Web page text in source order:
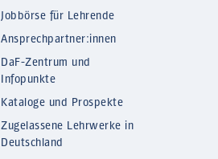
Jobbörse für Lehrende
Ansprechpartner:innen
DaF-Zentrum und
Infopunkte
Kataloge und Prospekte
Zugelassene Lehrwerke in
Deutschland